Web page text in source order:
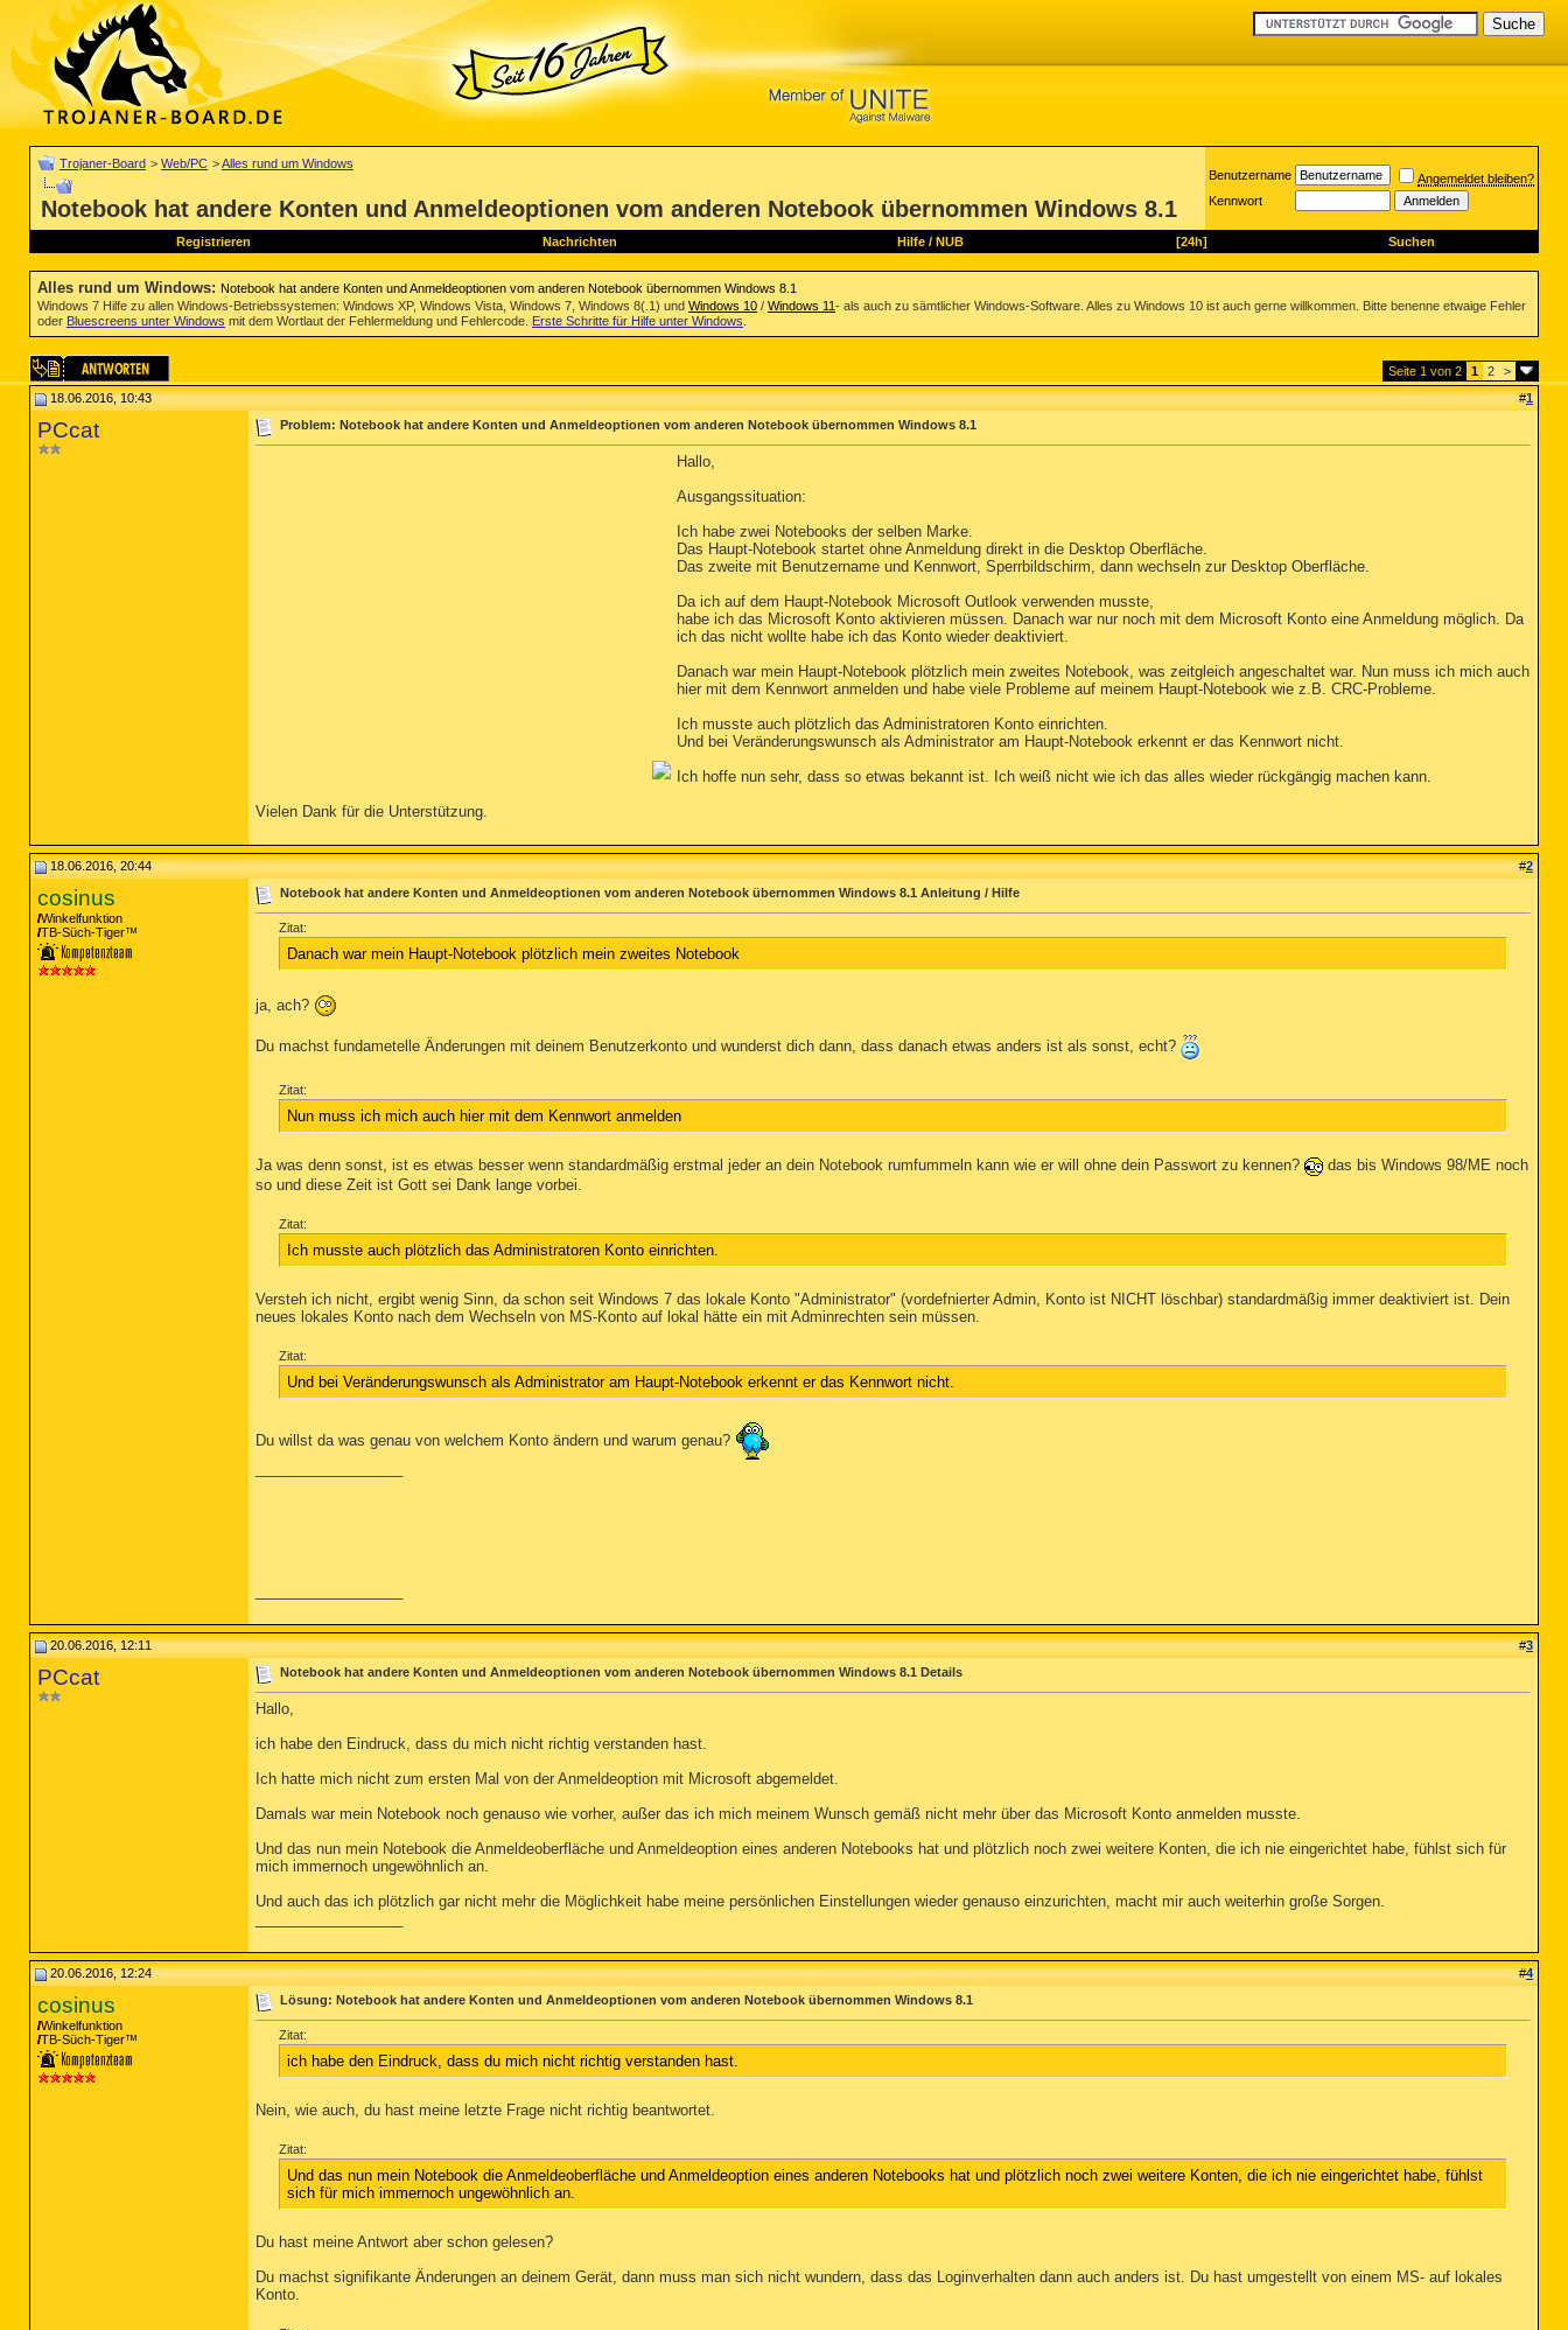
Trojaner-Board > Web/PC >Alles rund um Windows
Notebook hat andere Konten und Anmeldeoptionen vom anderen Notebook übernommen Windows 8.1
Benutzername
Angemeldet bleiben?
Kennwort
Registrieren Nachrichten Hilfe/ NUB [24h] Suchen
Alles rund um Windows: Notebook hat andere Konten und Anmeldeoptionen vom anderen Notebook übernommen Windows 8.1
Windows 7 Hilfe zu allen Windows-Betriebssystemen: Windows XP, Windows Vista, Windows 7, Windows 8(.1) und Windows 10 / Windows 11- als auch zu sämtlicher Windows-Software. Alles zu Windows 10 ist auch gerne willkommen. Bitte benenne etwaige Fehler
oder Bluescreens unter Windows mit dem Wortlaut der Fehlermeldung und Fehlercode. Erste Schritte für Hilfe unter Windows
Seite 1 von 2 1 2
>
18.06.2016, 10:43
#1
PCcat Problem: Notebook hat andere Konten und Anmeldeoptionen vom anderen Notebook übernommen Windows 8.1
Hallo,
Ausgangssituation:
Ich habe zwei Notebooks der selben Marke.
Das Haupt-Notebook startet ohne Anmeldung direkt in die Desktop Oberfläche.
Das zweite mit Benutzername und Kennwort, Sperrbildschirm, dann wechseln zur Desktop Oberfläche.
Da ich auf dem Haupt-Notebook Microsoft Outlook verwenden musste,
habe ich das Microsoft Konto aktivieren müssen. Danach war nur noch mit dem Microsoft Konto eine Anmeldung möglich. Da
ich das nicht wollte habe ich das Konto wieder deaktiviert.
Danach war mein Haupt-Notebook plötzlich mein zweites Notebook, was zeitgleich angeschaltet war. Nun muss ich mich auch
hier mit dem Kennwort anmelden und habe viele Probleme auf meinem Haupt-Notebook wie z.B. CRC-Probleme.
Ich musste auch plötzlich das Administratoren Konto einrichten.
Und bei Veränderungswunsch als Administrator am Haupt-Notebook erkennt er das Kennwort nicht.
Ich hoffe nun sehr, dass so etwas bekannt ist. Ich weiß nicht wie ich das alles wieder rückgängig machen kann.
Vielen Dank für die Unterstützung.
18.06.2016, 20:44 #2
cosinus
Winkelfunktion
TB-Süch-Tiger™
Notebook hat andere Konten und Anmeldeoptionen vom anderen Notebook übernommen Windows 8.1 Anleitung / Hilfe
Zitat:
Danach war mein Haupt-Notebook plötzlich mein zweites Notebook
ja, ach?
Du machst fundametelle Änderungen mit deinem Benutzerkonto und wunderst dich dann, dass danach etwas anders ist als sonst, echt?
Zitat:
Nun muss ich mich auch hier mit dem Kennwort anmelden
Ja was denn sonst, ist es etwas besser wenn standardmäßig erstmal jeder an dein Notebook rumfummeln kann wie er will ohne dein Passwort zu kennen?
das bis Windows 98/ME noch
so und diese Zeit ist Gott sei Dank lange vorbei.
Zitat:
Ich musste auch plötzlich das Administratoren Konto einrichten.
Versteh ich nicht, ergibt wenig Sinn, da schon seit Windows 7 das lokale Konto "Administrator" (vordefnierter Admin, Konto ist NICHT löschbar) standardmäßig immer deaktiviert ist. Dein
neues lokales Konto nach dem Wechseln von MS-Konto auf lokal hätte ein mit Adminrechten sein müssen.
Zitat:
Und bei Veränderungswunsch als Administrator am Haupt-Notebook erkennt er das Kennwort nicht.
Du willst da was genau von welchem Konto ändern und warum genau?
20.06.2016, 12:11 #3
PCcat Notebook hat andere Konten und Anmeldeoptionen vom anderen Notebook übernommen Windows 8.1 Details
Hallo,
ich habe den Eindruck, dass du mich nicht richtig verstanden hast.
Ich hatte mich nicht zum ersten Mal von der Anmeldeoption mit Microsoft abgemeldet.
Damals war mein Notebook noch genauso wie vorher, außer das ich mich meinem Wunsch gemäß nicht mehr über das Microsoft Konto anmelden musste.
Und das nun mein Notebook die Anmeldeoberfläche und Anmeldeoption eines anderen Notebooks hat und plötzlich noch zwei weitere Konten, die ich nie eingerichtet habe, fühlst sich für
mich immernoch ungewöhnlich an.
Und auch das ich plötzlich gar nicht mehr die Möglichkeit habe meine persönlichen Einstellungen wieder genauso einzurichten, macht mir auch weiterhin große Sorgen.
20.06.2016, 12:24 #4
cosinus
Winkelfunktion
TB-Süch-Tiger™
Lösung: Notebook hat andere Konten und Anmeldeoptionen vom anderen Notebook übernommen Windows 8.1
Zitat:
ich habe den Eindruck, dass du mich nicht richtig verstanden hast.
Nein, wie auch, du hast meine letzte Frage nicht richtig beantwortet.
Zitat:
Und das nun mein Notebook die Anmeldeoberfläche und Anmeldeoption eines anderen Notebooks hat und plötzlich noch zwei weitere Konten, die ich nie eingerichtet habe, fühlst
sich für mich immernoch ungewöhnlich an.
Du hast meine Antwort aber schon gelesen?
Du machst signifikante Änderungen an deinem Gerät, dann muss man sich nicht wundern, dass das Loginverhalten dann auch anders ist. Du hast umgestellt von einem MS- auf lokales
Konto.